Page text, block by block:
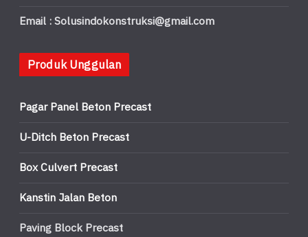
Email : Solusindokonstruksi@gmail.com
Produk Unggulan
Pagar Panel Beton Precast
U-Ditch Beton Precast
Box Culvert Precast
Kanstin Jalan Beton
Paving Block Precast